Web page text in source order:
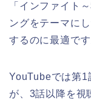
「インファイト
ングをテーマに
するのに最適です
YouTubeでは第1
が、3話以降を視